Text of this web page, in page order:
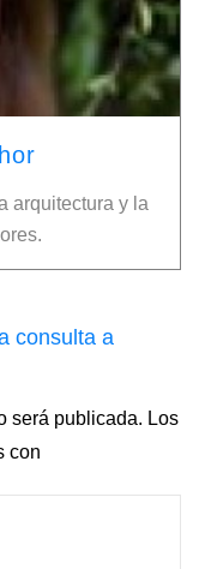
arquitectura y la
consulta a
será publicada. Los
con